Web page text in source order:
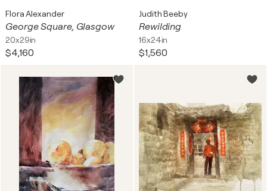
Flora Alexander
George Square, Glasgow
20x29in
$4,160
Judith Beeby
Rewilding
16x24in
$1,560